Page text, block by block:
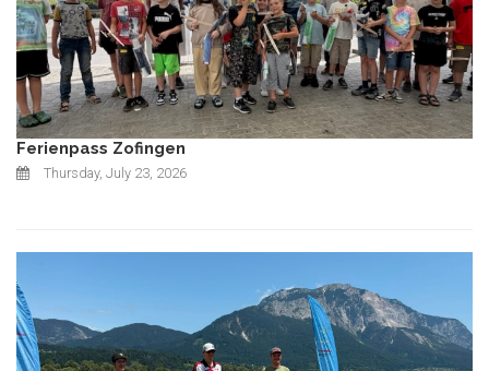
Ferienpass Zofingen
Thursday, July 23, 2026